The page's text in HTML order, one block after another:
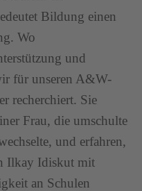
Bildung einen
Wo
und
für unseren A&W-
recherchiert. Sie
Frau, die umschulte
und erfahren,
Ilkay Idiskut mit
an Schulen